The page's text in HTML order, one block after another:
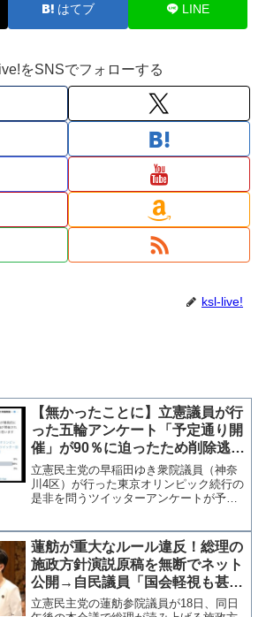
はてブ LINE
をSNSでフォローする
ksl-live!
【無かったことに】立憲議員が行
った五輪アンケート「予定通り開
催」が90％に迫ったため削除逃亡
「開催中止か延期」は10％以下
立憲民主党の早稲田ゆき衆院議員（神奈
川4区）が行った東京オリンピック続行の
是非を問うツイッターアンケートが予告
に迫る勢いであったことが理由と思われ
るが、政治家として誠...
蓮舫が重大なルール違反！総理の
施政方針演説原稿を無断でネット
公開→自民議員「国会軽視も甚だ
しい」
立憲民主党の蓮舫参院議員が18日、同日